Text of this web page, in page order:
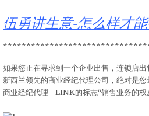
伍勇讲生意-怎么样才
如果您正在寻求到一个企业出售，连锁店
新西兰领先的商业经纪代理公司，绝对是
商业经纪代理—LINK的标志“销售业务的权